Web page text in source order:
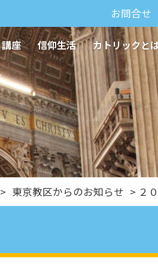
お問合せ
講座 信仰生活 カトリックと
> 東京教区からのお知らせ > ２